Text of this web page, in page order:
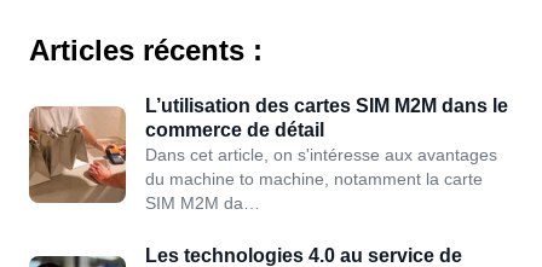
Articles récents :
L’utilisation des cartes SIM M2M dans le
commerce de détail
Dans cet article, on s'intéresse aux avantages
du machine to machine, notamment la carte
SIM M2M da…
Les technologies 4.0 au service de